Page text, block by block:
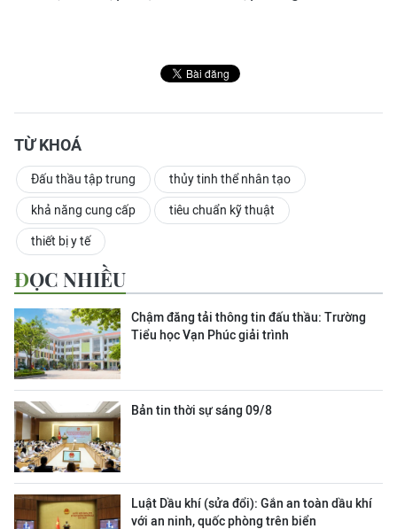
TỪ KHOÁ
Đấu thầu tập trung thủy tinh thể nhân tạo
khả năng cung cấp tiêu chuẩn kỹ thuật
thiết bị y tế
ĐỌC NHIỀU
Chậm đăng tải thông tin đấu thầu: Trường
Tiểu học Vạn Phúc giải trình
Bản tin thời sự sáng 09/8
Luật Dầu khí (sửa đổi): Gắn an toàn dầu khí
với an ninh, quốc phòng trên biển